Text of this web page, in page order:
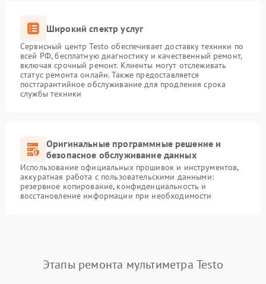
Широкий спектр услуг
Сервисный центр Testo обеспечивает доставку техники по
всей РФ, бесплатную диагностику и качественный ремонт,
включая срочный ремонт. Клиенты могут отслеживать
статус ремонта онлайн. Также предоставляется
постгарантийное обслуживание для продления срока
службы техники
Оригинальные программные решение и
безопасное обслуживание данных
Использование официальных прошивок и инструментов,
аккуратная работа с пользовательскими данными:
резервное копирование, конфиденциальность и
восстановление информации при необходимости
Этапы ремонта мультиметра Testo